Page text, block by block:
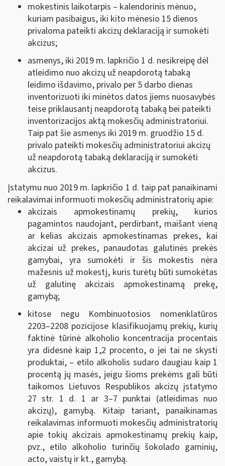
mokestinis laikotarpis ‒ kalendorinis mėnuo,
kuriam pasibaigus, iki kito mėnesio 15 dienos
privaloma pateikti akcizų deklaraciją ir sumokėti
akcizus;
asmenys, iki 2019 m. lapkričio 1 d. nesikreipę dėl
atleidimo nuo akcizų už neapdorotą tabaką
leidimo išdavimo, privalo per 5 darbo dienas
inventorizuoti iki minėtos datos jiems nuosavybės
teise priklausantį neapdorotą tabaką bei pateikti
inventorizacijos aktą mokesčių administratoriui.
Taip pat šie asmenys iki 2019 m. gruodžio 15 d.
privalo pateikti mokesčių administratoriui akcizų
už neapdorotą tabaką deklaraciją ir sumokėti
akcizus.
Įstatymu nuo 2019 m. lapkričio 1 d. taip pat panaikinami
reikalavimai informuoti mokesčių administratorių apie:
akcizais apmokestinamų prekių, kurios
pagamintos naudojant, perdirbant, maišant vieną
ar kelias akcizais apmokestinamas prekes, kai
akcizai už prekes, panaudotas galutinės prekės
gamybai, yra sumokėti ir šis mokestis nėra
mažesnis už mokestį, kuris turėtų būti sumokėtas
už galutinę akcizais apmokestinamą prekę,
gamybą;
kitose negu Kombinuotosios nomenklatūros
2203–2208 pozicijose klasifikuojamų prekių, kurių
faktinė tūrinė alkoholio koncentracija procentais
yra didesnė kaip 1,2 procento, o jei tai ne skysti
produktai, – etilo alkoholis sudaro daugiau kaip 1
procentą jų masės, jeigu šioms prekėms gali būti
taikomos Lietuvos Respublikos akcizų įstatymo
27 str. 1 d. 1 ar 3–7 punktai (atleidimas nuo
akcizų), gamybą. Kitaip tariant, panaikinamas
reikalavimas informuoti mokesčių administratorių
apie tokių akcizais apmokestinamų prekių kaip,
pvz., etilo alkoholio turinčių šokolado gaminių,
acto, vaistų ir kt., gamybą.